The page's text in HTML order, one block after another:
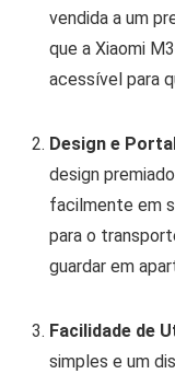
vendida a um
que a Xiaomi
acessível para
Design e
design
facilmente em
para o
guardar em
Facilidade de
simples e um